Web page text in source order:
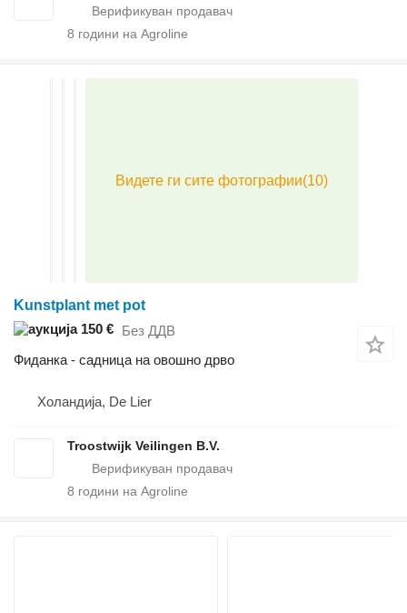
8 години на Agroline
Kunstplant met pot
150 € Без ДДВ
Фиданка - садница на овошно дрво
Холандија, De Lier
Troostwijk Veilingen B.V.
8 години на Agroline